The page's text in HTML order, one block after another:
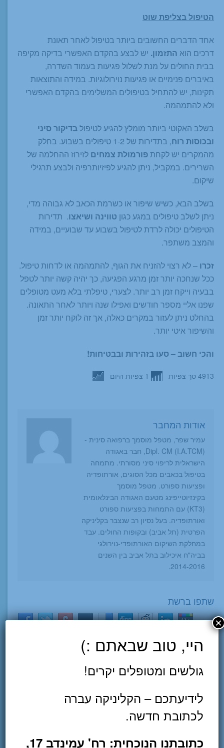
הטיפול בצליפת שוט
אחד הדברים החשובים ביותר בטיפול לאחר תאונת
דרכים הוא התזמון. יש לבצע בהקדם האפשרי בדיקה מקיפה
בבית החולים על מנת לשלול פגיעות בעמוד השדרה,
באיברים פנימיים או פגיעות נוירולוגיות. במידה והתוצאות
תקינות, יש להתחיל בטיפולים המשלימים בהקדם האפשרי
ולא להתמהמה.
בשלב האקוטי ביותר מומלץ להגיע לטיפולבדיקור סיני
ובכוסות רוח
, בתדירות של 1-2 טיפולים בשבוע. בחלק
מהמקרים יש לקחתפורמולת צמחים לזירוז ההחלמה של
השרירים. במקביל, ניתן להגיע לפיזיותרפיה ולבצע תרגילי
שיקום.
בשלב הבא, כשיש שיפור או כשרמת הכאב לא גבוהה מדי,
ניתן לשלב טיפולים במגע כגון טווינה ושיאצו. תדירות
הטיפולים יכולה לרדת לטיפול בשבוע עד שבועיים, במידה
והמצב משתפר.
זכרו – לא רצוי להזניח את הגוף, להתמהמה או לדחות טיפול.
ככל שנחכה יותר זמן מרגע הפגיעה, כך יהיה קשה יותר לטפל
בבעיה וייקח זמן רב יותר. לצערי, טיפלתי בלא מעט מטופלים
שפנו אליי מספר חודשים ואפילו שנה ויותר לאחר התאונה.
בהחלט ניתן לעזור במקרים כאלה, אך זה לוקח יותר זמן
והשיפור איטי יותר.
והכי חשוב – סעו בזהירות ובבטיחות!
4913 סך צפיות 1 צפיות היום
אודות המחבר
עמיר שפר, מטפל מוסמך ברפואה סינית -
Dipl. CM (I.A.TCM), חבר באגודה
הישראלית לריפוי סיני מסורתי. מתמחה
בטיפול בכאבים מכל הסוגים, אורתופדיה
ופציעות ספורט. מטפל מוסמך
בקינזיוטייפינג מטעם האגודה הבינלאומית
(KT3) עם התמחות בפציעות ספורט
ואורתופדיה. בעל נסיון רב שנצבר בקליניקה
הפרטית (תל אביב) ובקופות החולים. עבד
במחלקת השיקום האורתופדי-נוירולגי
בביה"ח איכילוב בתל אביב בין השנים
2014-2016.
שתפו ברשת
כתיבת תגובה
היי, טוב שבאתם :)
גולשים ומטופלים יקרים!
לידיעתכם – הקליניקה עברה
לכתובת חדשה.
כתובתנו הנוכחית: רח' עמינדב 17,
×